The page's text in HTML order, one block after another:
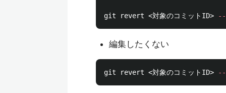
git revert <対象のコミットID>
編集したくない
git revert <対象のコミットID>